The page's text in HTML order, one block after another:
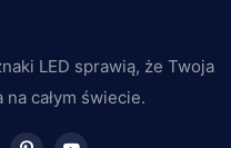
LED sprawią, że Twoja
całym świecie.